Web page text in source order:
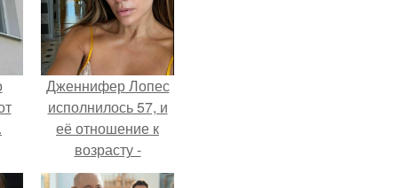
Дженнифер Лопес
исполнилось 57, и
её отношение к
возрасту -
настоящий